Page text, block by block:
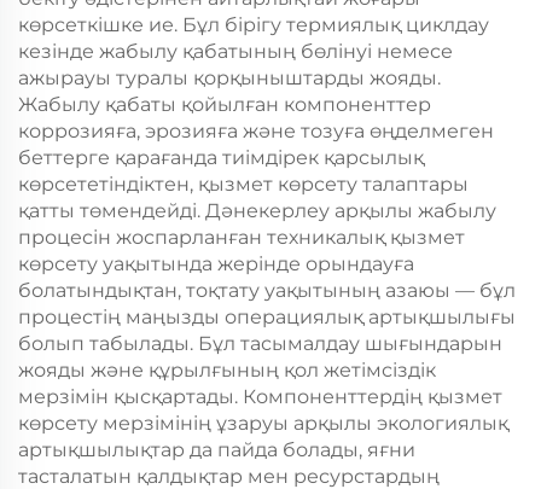
көрсеткішке ие. Бұл бірігу термиялық циклдау
кезінде жабылу қабатының бөлінуі немесе
ажырауы туралы қорқыныштарды жояды.
Жабылу қабаты қойылған компоненттер
коррозияға, эрозияға және тозуға өңделмеген
беттерге қарағанда тиімдірек қарсылық
көрсететіндіктен, қызмет көрсету талаптары
қатты төмендейді. Дәнекерлеу арқылы жабылу
процесін жоспарланған техникалық қызмет
көрсету уақытында жерінде орындауға
болатындықтан, тоқтату уақытының азаюы — бұл
процестің маңызды операциялық артықшылығы
болып табылады. Бұл тасымалдау шығындарын
жояды және құрылғының қол жетімсіздік
мерзімін қысқартады. Компоненттердің қызмет
көрсету мерзімінің ұзаруы арқылы экологиялық
артықшылықтар да пайда болады, яғни
тасталатын қалдықтар мен ресурстардың